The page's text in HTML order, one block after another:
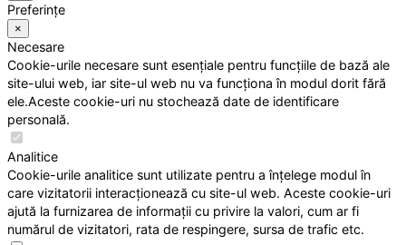
Preferințe
×
Necesare
Cookie-urile necesare sunt esențiale pentru funcțiile de bază ale
site-ului web, iar site-ul web nu va funcționa în modul dorit fără
ele.Aceste cookie-uri nu stochează date de identificare
personală.
Analitice
Cookie-urile analitice sunt utilizate pentru a înțelege modul în
care vizitatorii interacționează cu site-ul web. Aceste cookie-uri
ajută la furnizarea de informații cu privire la valori, cum ar fi
numărul de vizitatori, rata de respingere, sursa de trafic etc.